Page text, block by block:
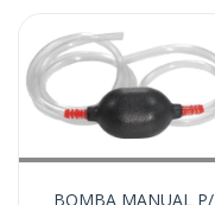
BOMBA MANUAL P/